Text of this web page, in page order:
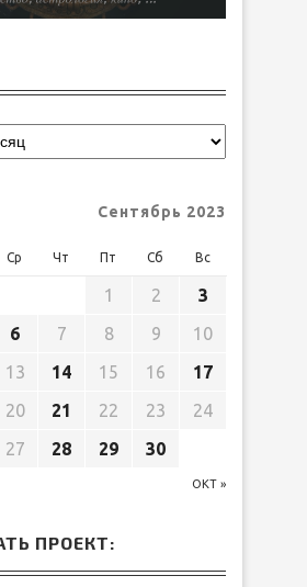
Сентябрь 2023
Ср Чт Пт Сб Вс
ОКТ »
1 2
3
6 7 8 9
10
13 14 15 16
17
20 21 22 23
24
27 28 29 30
ПРОЕКТ: